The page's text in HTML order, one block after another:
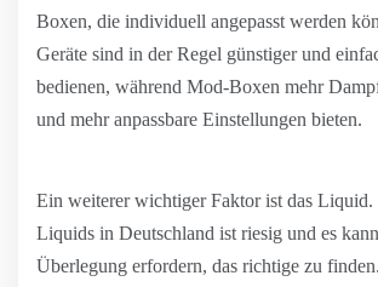
Boxen, die individuell angepasst werden
Geräte sind in der Regel günstiger und
bedienen, während Mod-Boxen mehr
und mehr anpassbare Einstellungen bieten.
Ein weiterer wichtiger Faktor ist das
Liquids in Deutschland ist riesig und es
Überlegung erfordern, das richtige zu